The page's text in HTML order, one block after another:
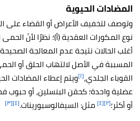
المضادات الحيوية
وتوصف لتخفيف الأعراض أو القضاء على
نوع المكورات العقدية (أ)؛ نظرًا لأنّ
أغلب الحالات نتيجة عدم المعالجة
المسببة في الأصل لالتهاب الحلق أو
القوباء الجلدي،[١] ويتم إعطاء المضادات
أو أكثر؛[٢] [٤] مثل: السيفالوسبورينات.[٤] [٣]